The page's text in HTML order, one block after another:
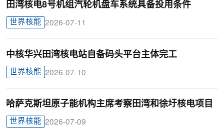
田湾核电8号机组汽轮机盘车系统具备投用条件
世界核能 2026-07-11
中核华兴田湾核电站自备码头平台主体完工
世界核能 2026-07-10
哈萨克斯坦原子能机构主席考察田湾和徐圩核电项目
世界核能 2026-07-09